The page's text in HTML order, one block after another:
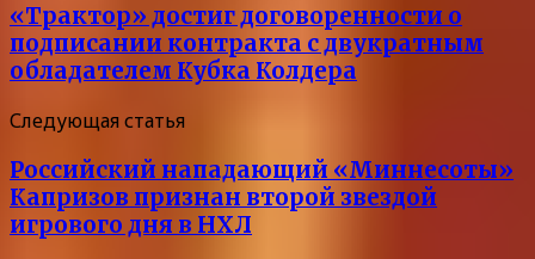
«Трактор» достиг договоренности о
подписании контракта с двукратным
обладателем Кубка Колдера
Следующая статья
Российский нападающий «Миннесоты»
Капризов признан второй звездой
игрового дня в НХЛ